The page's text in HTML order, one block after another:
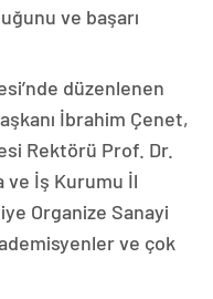
ve başarı
düzenlenen
İbrahim Çenet,
Rektörü Prof. Dr.
ve İş Kurumu İl
Organize Sanayi
ve çok